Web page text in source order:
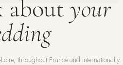
about your
throughout France and internationally.